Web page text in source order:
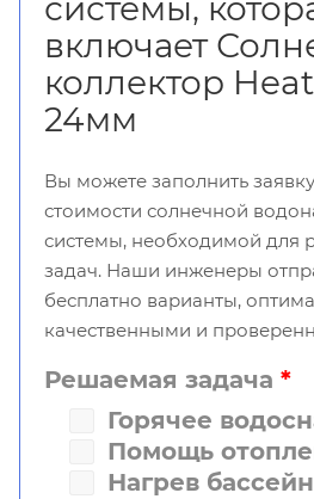
системы,
включает
коллектор
24мм
Вы можете заполнить
стоимости солнечной
системы, необходимой для
задач. Наши инженеры
бесплатно варианты,
качественными и
Решаемая задача *
Горячее
Помощь
Нагрев